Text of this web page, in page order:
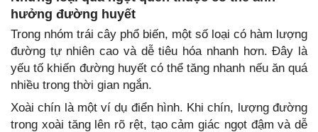
hưởng đường huyết
Trong nhóm trái cây phổ biến, một số loại có hàm lượng
đường tự nhiên cao và dễ tiêu hóa nhanh hơn. Đây là
yếu tố khiến đường huyết có thể tăng nhanh nếu ăn quá
nhiều trong thời gian ngắn.
Xoài chín là một ví dụ điển hình. Khi chín, lượng đường
trong xoài tăng lên rõ rệt, tạo cảm giác ngọt đậm và dễ